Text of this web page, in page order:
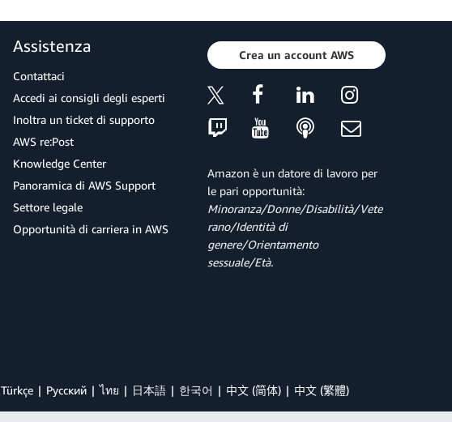
Assistenza
Contattaci
Accedi ai consigli degli esperti
Inoltra un ticket di supporto
AWS re:Post
Knowledge Center
Panoramica di AWS Support
Settore legale
Opportunità di carriera in AWS
Crea un account AWS
Amazon è un datore di lavoro per
le pari opportunità:
Minoranza/Donne/Disabilità/Vete
rano/Identità di
genere/Orientamento
sessuale/Età.
Türkçe Ρусский ไทย 日本語 한국어 中文 (简体) 中文 (繁體)